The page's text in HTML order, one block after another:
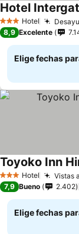
3 Estrellas
Hotel
Hotel
8,9 Excelente
Elige fechas
3 Estrellas
Hotel Vistas
Toyoko Inn
7,9 Bueno 2.402
Elige fechas